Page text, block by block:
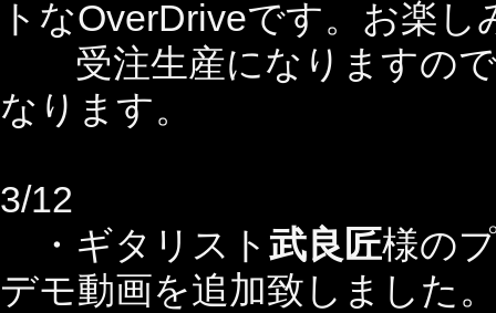
トなOverDriveです。お楽し
受注生産になりますので
なります。
3/12
・ギタリスト 武良匠様の
デモ動画を追加致しました。